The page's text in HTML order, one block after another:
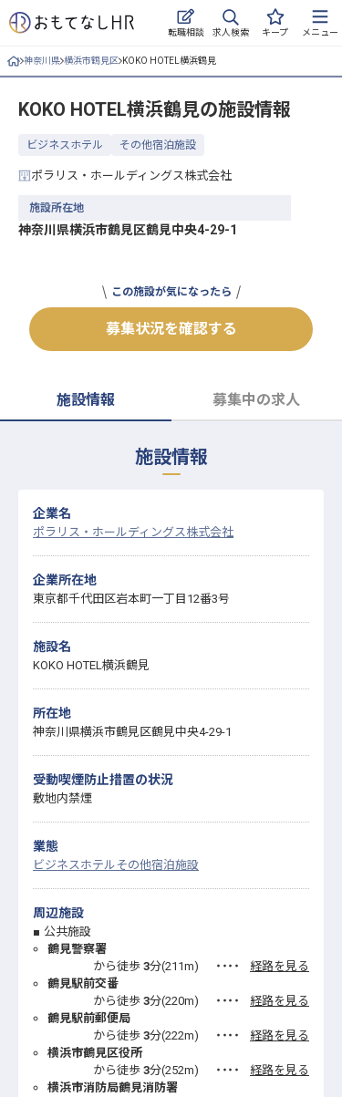
転職相談 求人検索 キープ メニュー
ログイン
求人・施設を探す
キープした求人
おもてなしHRについて
よくある質問
神奈川県 横浜市鶴見区 KOKO HOTEL横浜鶴見
KOKO HOTEL横浜鶴見の施設情報
ビジネスホテル その他宿泊施設
ポラリス・ホールディングス株式会社
施設所在地
神奈川県横浜市鶴見区鶴見中央4-29-1
この施設が気になったら
募集状況を確認する
施設情報 募集中の求人
施設情報
企業名
ポラリス・ホールディングス株式会社
企業所在地
東京都千代田区岩本町一丁目12番3号
施設名
KOKO HOTEL横浜鶴見
所在地
神奈川県横浜市鶴見区鶴見中央4-29-1
受動喫煙防止措置の状況
敷地内禁煙
業態
ビジネスホテルその他宿泊施設
周辺施設
公共施設
鶴見警察署
から徒歩 3分(211m) ・・・・
経路を見る
鶴見駅前交番
から徒歩 3分(220m) ・・・・
経路を見る
鶴見駅前郵便局
から徒歩 3分(222m) ・・・・
経路を見る
横浜市鶴見区役所
から徒歩 3分(252m) ・・・・
経路を見る
横浜市消防局鶴見消防署